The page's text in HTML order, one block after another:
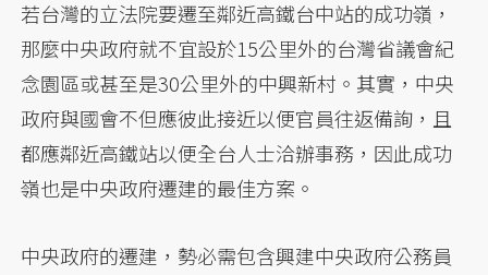
若台灣的立法院要遷至鄰近高鐵台中站的成功嶺，
那麼中央政府就不宜設於15公里外的台灣省議會紀
念園區或甚至是30公里外的中興新村。其實，中央
政府與國會不但應彼此接近以便官員往返備詢，且
都應鄰近高鐵站以便全台人士洽辦事務，因此成功
嶺也是中央政府遷建的最佳方案。
中央政府的遷建，勢必需包含興建中央政府公務員